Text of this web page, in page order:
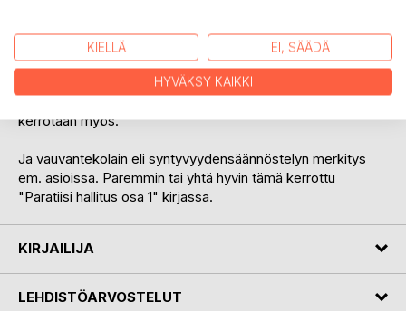
"Paratiisi" - extra - "ongelmat, ratkaisut" kerrotaan myös.
kerrotaan myös.
Ja vauvantekolain eli syntyvyydensäännöstelyn merkitys
em. asioissa. Paremmin tai yhtä hyvin tämä kerrottu
"Paratiisi hallitus osa 1" kirjassa.
KIRJAILIJA
LEHDISTÖARVOSTELUT
KIELLÄ EI, SÄÄDÄ
HYVÄKSY KAIKKI